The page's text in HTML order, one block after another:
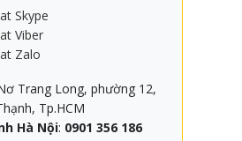
Skype
Viber
Zalo
Trang Long, phường 12,
Tp.HCM
Hà Nội: 0901 356 186